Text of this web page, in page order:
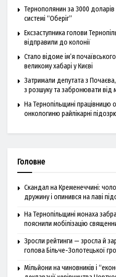
Тернополянин за 3000 доларів
системі “Оберіг”
Ексзаступника голови
відправили до колонії
Стало відоме ім’я
великому хабарі у Києві
Затримали депутата з
з розшуку та забронювати від
На Тернопільщині працівницю
онкологиню райлікарні
Головне
Скандал на Кременеччині:
дружину і опинився на лаві
На Тернопільщині монаха
пояснили мобілізацію
Зросли рейтинги — зросла й
голова Більче-Золотецької
Мільйони на чиновників і